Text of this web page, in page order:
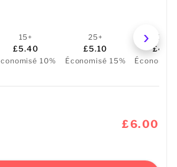
15+
£5.40
10%
25+
£5.10
Économisé 15%
50+
£6.00